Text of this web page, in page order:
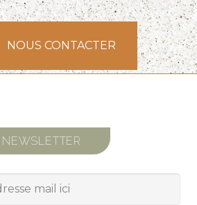
NOUS CONTACTER
NEWSLETTER